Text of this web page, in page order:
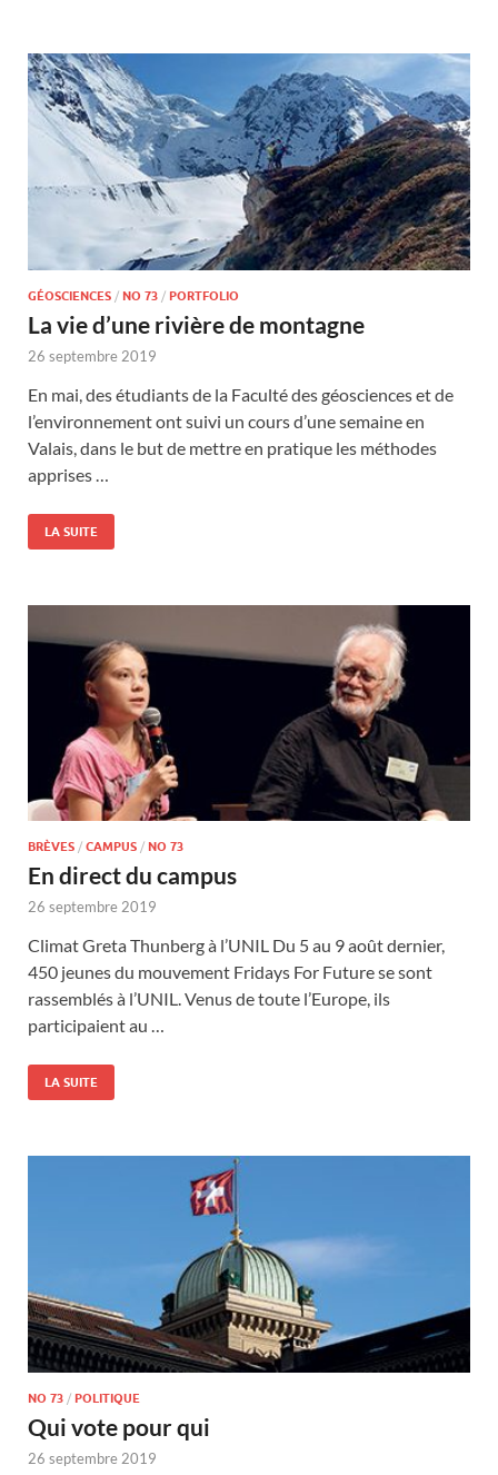
GÉOSCIENCES / NO 73 / PORTFOLIO
La vie d’une rivière de montagne
26 septembre 2019
En mai, des étudiants de la Faculté des géosciences et de
l’environnement ont suivi un cours d’une semaine en
Valais, dans le but de mettre en pratique les méthodes
apprises …
LA SUITE
BRÈVES / CAMPUS / NO 73
En direct du campus
26 septembre 2019
Climat Greta Thunberg à l’UNIL Du 5 au 9 août dernier,
450 jeunes du mouvement Fridays For Future se sont
rassemblés à l’UNIL. Venus de toute l’Europe, ils
participaient au …
LA SUITE
NO 73 / POLITIQUE
Qui vote pour qui
26 septembre 2019